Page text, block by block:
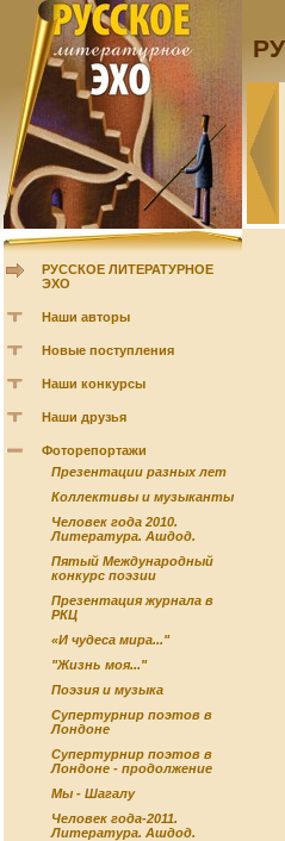
РУССКОЕ ЛИТЕРАТУРНОЕ
ЭХО
Наши авторы
Новые поступления
Наши конкурсы
Наши друзья
Фоторепортажи
Презентации разных лет
Коллективы и музыканты
Человек года 2010.
Литература. Ашдод.
Пятый Международный
конкурс поэзии
Презентация журнала в
РКЦ
«И чудеса мира..."
"Жизнь моя..."
Поэзия и музыка
Супертурнир поэтов в
Лондоне
Супертурнир поэтов в
Лондоне - продолжение
Мы - Шагалу
Человек года-2011.
Литература. Ашдод.